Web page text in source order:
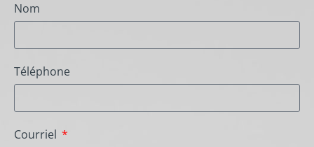
Nom
Téléphone
Courriel